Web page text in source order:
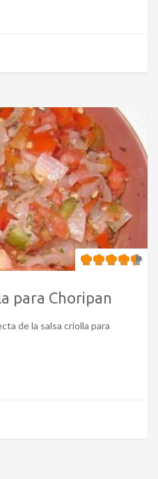
para Choripan
de la salsa criolla para